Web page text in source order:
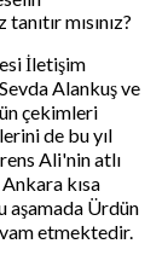
mısınız?
İletişim
Alankuş ve
çekimleri
de bu yıl
Ali'nin atlı
kısa
aşamada Ürdün
etmektedir.